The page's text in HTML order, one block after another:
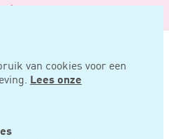
van cookies voor een
Lees onze
btw terug